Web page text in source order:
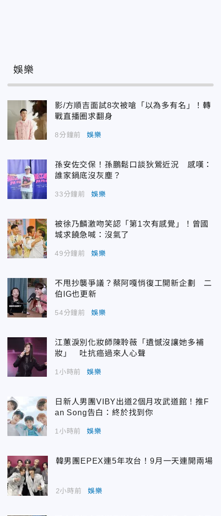
娛樂
影/方順吉面試8次被嗆「以為多有名」！轉
戰直播圈求翻身
8分鐘前 娛樂
孫安佐交保！孫鵬鬆口談狄鶯近況 感嘆：
誰家鍋底沒灰塵？
33分鐘前 娛樂
被徐乃麟激吻笑認「第1次有感覺」！曾國
城求饒急喊：沒氣了
49分鐘前 娛樂
不甩抄襲爭議？蔡阿嘎悄復工開新企劃 二
伯IG也更新
54分鐘前 娛樂
江蕙淚別化妝師陳聆薇「遺憾沒讓她多補
妝」 吐抗癌過來人心聲
1小時前 娛樂
日新人男團VIBY出道2個月攻武道館！推F
an Song告白：終於找到你
1小時前 娛樂
韓男團EPEX連5年攻台！9月一天連開兩場
2小時前 娛樂